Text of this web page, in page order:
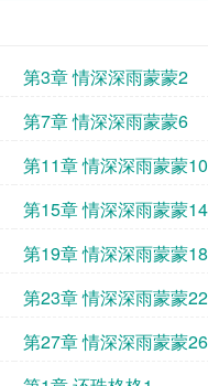
第3章 情深深雨蒙蒙2
第7章 情深深雨蒙蒙6
第11章 情深深雨蒙蒙10
第15章 情深深雨蒙蒙14
第19章 情深深雨蒙蒙18
第23章 情深深雨蒙蒙22
第27章 情深深雨蒙蒙26